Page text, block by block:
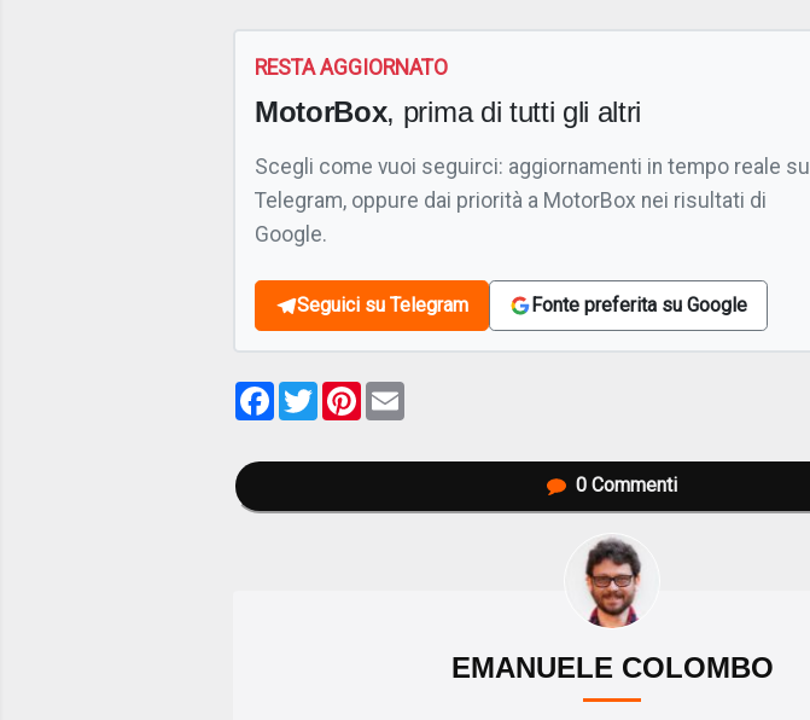
RESTA AGGIORNATO
MotorBox, prima di tutti gli altri
Scegli come vuoi seguirci: aggiornamenti in tempo reale su
Telegram, oppure dai priorità a MotorBox nei risultati di
Google.
Seguici su Telegram Fonte preferita su Google
Facebook
TwitterPinterest
0 Commenti
EMANUELE COLOMBO